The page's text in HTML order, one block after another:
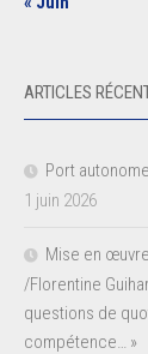
ARTICLES
Port
1 juin 2026
Mise en
/Florentine
questions de
compétence… »